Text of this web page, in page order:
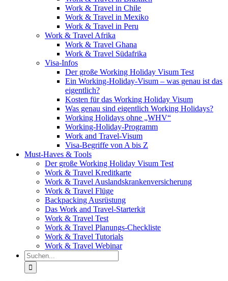
Work & Travel in Chile
Work & Travel in Mexiko
Work & Travel in Peru
Work & Travel Afrika
Work & Travel Ghana
Work & Travel Südafrika
Visa-Infos
Der große Working Holiday Visum Test
Ein Working-Holiday-Visum – was genau ist das
eigentlich?
Kosten für das Working Holiday Visum
Was genau sind eigentlich Working Holidays?
Working Holidays ohne „WHV“
Working-Holiday-Programm
Work and Travel-Visum
Visa-Begriffe von A bis Z
Must-Haves & Tools
Der große Working Holiday Visum Test
Work & Travel Kreditkarte
Work & Travel Auslandskrankenversicherung
Work & Travel Flüge
Backpacking Ausrüstung
Das Work and Travel-Starterkit
Work & Travel Test
Work & Travel Planungs-Checkliste
Work & Travel Tutorials
Work & Travel Webinar
Suche
nach: